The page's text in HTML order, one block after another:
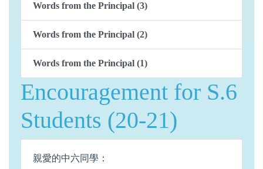
Words from the Principal (3)
Words from the Principal (2)
Words from the Principal (1)
Encouragement for S.6
Students (20-21)
親愛的中六同學：